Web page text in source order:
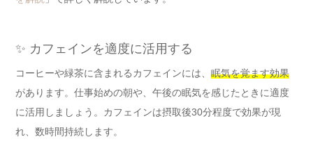
✨ カフェインを適度に活用する
コーヒーや緑茶に含まれるカフェインには、 眠気を覚ます効果
があります。仕事始めの朝や、午後の眠気を感じたときに適度
に活用しましょう。カフェインは摂取後30分程度で効果が現
れ、数時間持続します。